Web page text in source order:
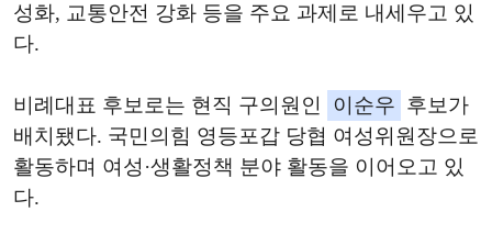
성화, 교통안전 강화 등을 주요 과제로 내세우고 있
다.
비례대표 후보로는 현직 구의원인 이순우 후보가
배치됐다. 국민의힘 영등포갑 당협 여성위원장으로
활동하며 여성·생활정책 분야 활동을 이어오고 있
다.